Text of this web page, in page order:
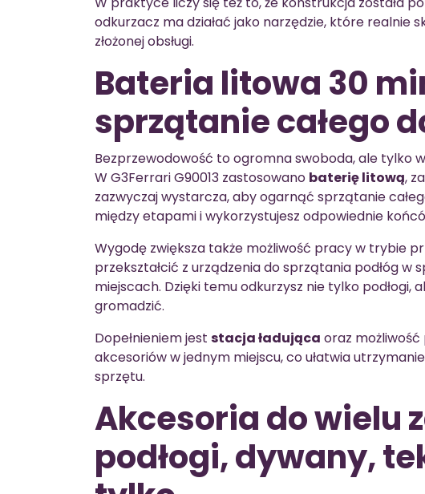
odkurzacz ma działać jako narzędzie, które realnie
złożonej obsługi.
Bateria litowa 30
sprzątanie całego
Bezprzewodowość to ogromna swoboda, ale tylko
W G3Ferrari G90013 zastosowano baterię litową,
zazwyczaj wystarcza, aby ogarnąć sprzątanie
między etapami i wykorzystujesz odpowiednie
Wygodę zwiększa także możliwość pracy w trybie
przekształcić z urządzenia do sprzątania podłóg w
miejscach. Dzięki temu odkurzysz nie tylko podłogi,
gromadzić.
Dopełnieniem jest stacja ładująca oraz
akcesoriów w jednym miejscu, co ułatwia
sprzętu.
Akcesoria do wielu
podłogi, dywany,